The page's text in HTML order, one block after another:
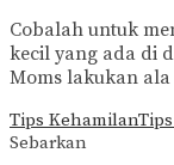
Cobalah untuk
kecil yang ada di
Moms lakukan
Tips Kehamilan
Sebarkan